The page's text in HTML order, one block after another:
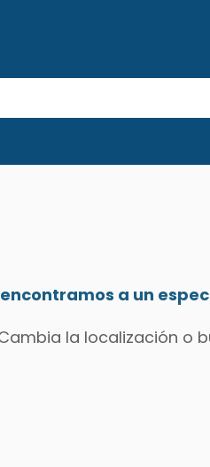
encontramos a un
la localización o